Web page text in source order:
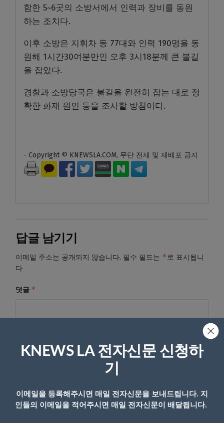
함한 5~6곳의 소방서에서 인력과 장비를 동원
하는 조치다.
이후 소방은 지휘차 등 77대와 인력 190명을 동
원해 1시간30여분만인 오후 3시18분께 큰 불길
을 잡았다.
경찰과 소방당국은 불길을 완전히 잡는 대로 정
확한 화재 원인 등을 조사할 방침이다.
- Copyright © KNEWSLA.COM, 무단 전재 및 재배포 금지
답글 남기기
이메일 주소는 공개되지 않습니다. 필수 필드는 *로 표시됩니
다
댓글 *
KNEWS LA 전자신문 신청하
기
이메일을 등록해주시면 매일 전자신문을 보내드립니다. 지
인들의 이메일을 적어주시면 매일 전자신문이 배달됩니다.